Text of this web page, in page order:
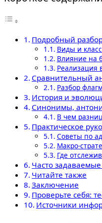
Подробный
Виды и
Влияние на
Реализация
Сравнительный
Разбор
История и
Синонимы,
В чем
Практическое
Советы по
Макро-
Где
Часто
Читайте также
Заключение
Проверьте себя:
Источники